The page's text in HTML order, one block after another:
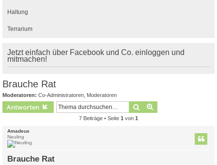
Haltung
Terrarium
Jetzt einfach über Facebook und Co. einloggen und
mitmachen!
Brauche Rat
Moderatoren: Co-Administratoren Moderatoren
Antworten Suche
7 Beiträge • Seite 1 von 1
Amadeus
Neuling
Brauche Rat